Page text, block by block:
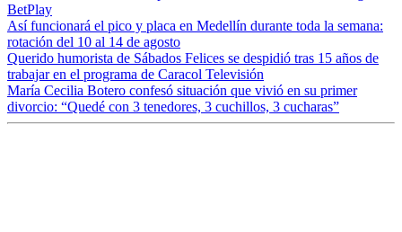
BetPlay
Así funcionará el pico y placa en Medellín durante toda la semana:
rotación del 10 al 14 de agosto
Querido humorista de Sábados Felices se despidió tras 15 años de
trabajar en el programa de Caracol Televisión
María Cecilia Botero confesó situación que vivió en su primer
divorcio: “Quedé con 3 tenedores, 3 cuchillos, 3 cucharas”